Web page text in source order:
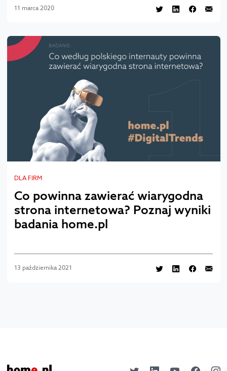
11 marca 2020
DLA FIRM
Co powinna zawierać wiarygodna
strona internetowa? Poznaj wyniki
badania home.pl
13 października 2021